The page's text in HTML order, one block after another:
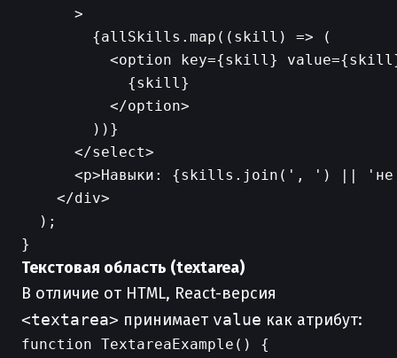
      >
        {allSkills.map((skill) => (
<option key={skill}
            {skill}
          </option>
        ))}
      </select>
<p>Навыки: {skills.join(', ') ||
    </div>
  );
Текстовая область (textarea)
В отличие от HTML, React-версия
<textarea> принимает value как атрибут:
function TextareaExample() {